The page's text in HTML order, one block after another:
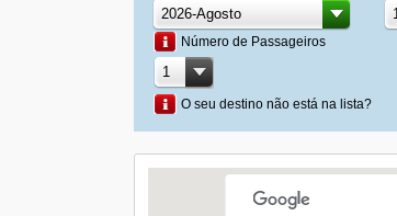
Número de Passageiros
O seu destino não está na lista?